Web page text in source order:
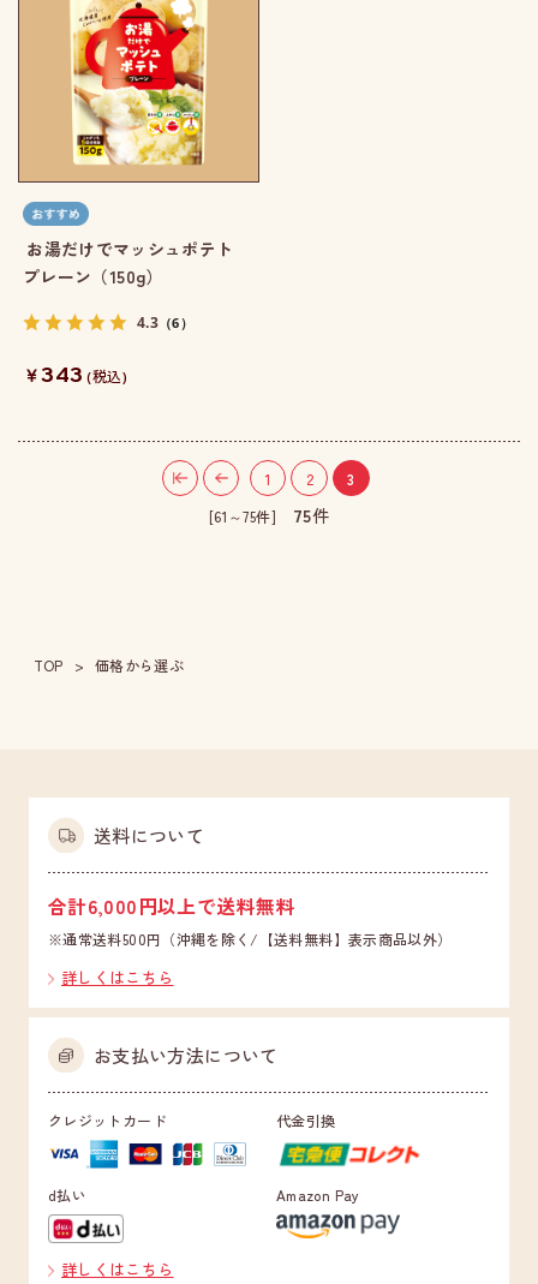
お湯だけでマッシュポテト
プレーン（150g）
4.3 （6）
￥343 (税込)
[61～75件] 75件
1 2 3
TOP 価格から選ぶ
送料について
合計6,000円以上で送料無料
※通常送料500円（沖縄を除く/【送料無料】表示商品以外）
詳しくはこちら
お支払い方法について
クレジットカード 代金引換
d払い Amazon Pay
詳しくはこちら